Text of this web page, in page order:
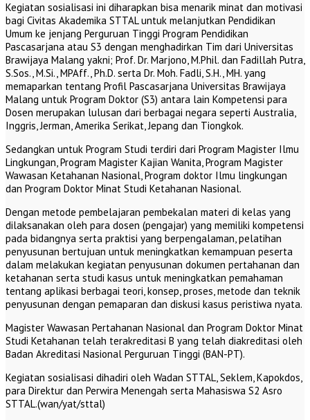
Kegiatan sosialisasi ini diharapkan bisa menarik minat dan motivasi
bagi Civitas Akademika STTAL untuk melanjutkan Pendidikan
Umum ke jenjang Perguruan Tinggi Program Pendidikan
Pascasarjana atau S3 dengan menghadirkan Tim dari Universitas
Brawijaya Malang yakni; Prof. Dr. Marjono, M.Phil. dan Fadillah Putra,
S.Sos., M.Si., MPAff., Ph.D. serta Dr. Moh. Fadli, S.H., MH. yang
memaparkan tentang Profil Pascasarjana Universitas Brawijaya
Malang untuk Program Doktor (S3) antara lain Kompetensi para
Dosen merupakan lulusan dari berbagai negara seperti Australia,
Inggris, Jerman, Amerika Serikat, Jepang dan Tiongkok.
Sedangkan untuk Program Studi terdiri dari Program Magister Ilmu
Lingkungan, Program Magister Kajian Wanita, Program Magister
Wawasan Ketahanan Nasional, Program doktor Ilmu lingkungan
dan Program Doktor Minat Studi Ketahanan Nasional.
Dengan metode pembelajaran pembekalan materi di kelas yang
dilaksanakan oleh para dosen (pengajar) yang memiliki kompetensi
pada bidangnya serta praktisi yang berpengalaman, pelatihan
penyusunan bertujuan untuk meningkatkan kemampuan peserta
dalam melakukan kegiatan penyusunan dokumen pertahanan dan
ketahanan serta studi kasus untuk meningkatkan pemahaman
tentang aplikasi berbagai teori, konsep, proses, metode dan teknik
penyusunan dengan pemaparan dan diskusi kasus peristiwa nyata.
Magister Wawasan Pertahanan Nasional dan Program Doktor Minat
Studi Ketahanan telah terakreditasi B yang telah diakreditasi oleh
Badan Akreditasi Nasional Perguruan Tinggi (BAN-PT).
Kegiatan sosialisasi dihadiri oleh Wadan STTAL, Seklem, Kapokdos,
para Direktur dan Perwira Menengah serta Mahasiswa S2 Asro
STTAL.(wan/yat/sttal)